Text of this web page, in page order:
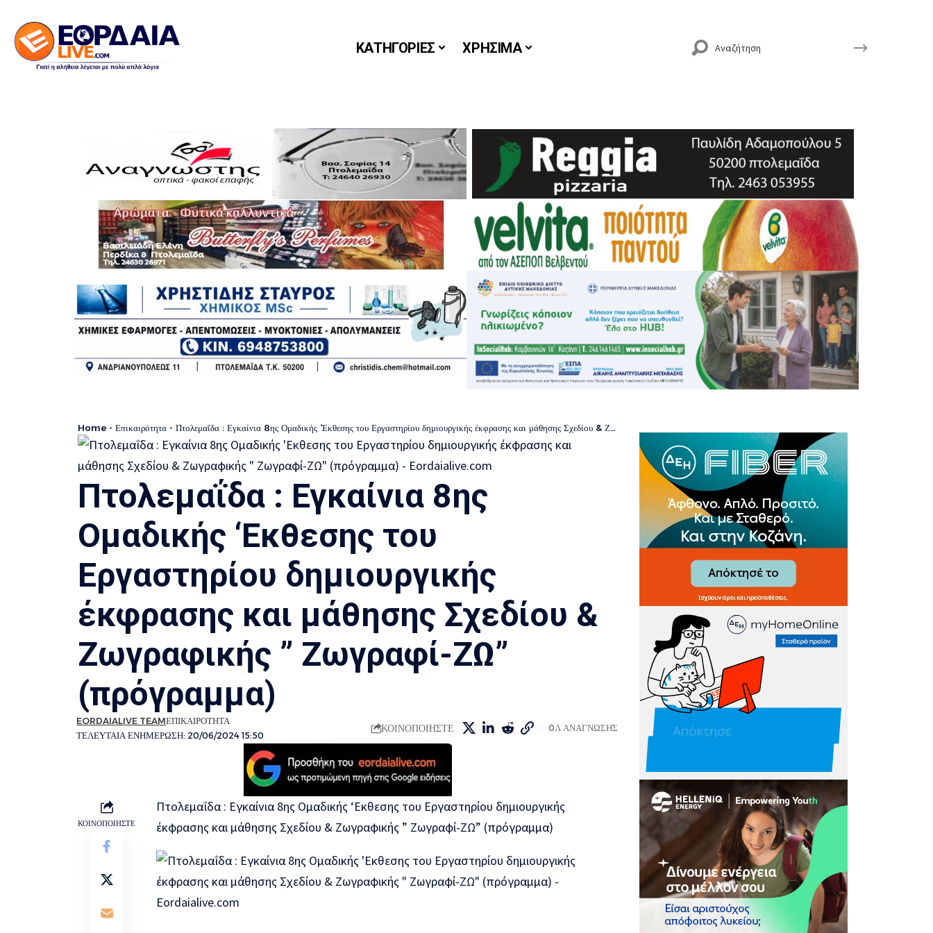
ΚΑΤΗΓΟΡΙΕΣ ΧΡΗΣΙΜΑ
Home - Επικαιρότητα - Πτολεμαΐδα : Εγκαίνια 8ης Ομαδικής ‘Εκθεσης του Εργαστηρίου δημιουργικής έκφρασης και μάθησης Σχεδίου & Ζωγραφικής ” Ζωγραφί-ΖΩ” (πρόγραμμα)
Πτολεμαΐδα : Εγκαίνια 8ης
Ομαδικής ‘Εκθεσης του
Εργαστηρίου δημιουργικής
έκφρασης και μάθησης Σχεδίου &
Ζωγραφικής ” Ζωγραφί-ΖΩ”
(πρόγραμμα)
ΤΕΛΕΥΤΑΙΑ ΕΝΗΜΕΡΩΣΗ: 20/06/2024 15:50
EORDAIALIVE TEAMΕΠΙΚΑΙΡΟΤΗΤΑ
ΚΟΙΝΟΠΟΙΗΣΤΕ 0Λ ΑΝΑΓΝΩΣΗΣ
ΚΟΙΝΟΠΟΙΗΣΤΕ
Πτολεμαΐδα : Εγκαίνια 8ης Ομαδικής ‘Εκθεσης του Εργαστηρίου δημιουργικής
έκφρασης και μάθησης Σχεδίου & Ζωγραφικής ” Ζωγραφί-ΖΩ” (πρόγραμμα)